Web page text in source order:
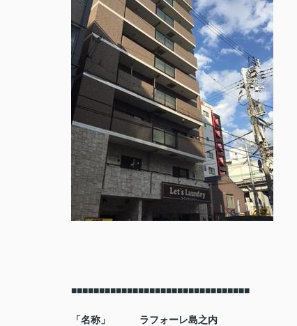
■■■■■■■■■■■■■■■■■■■■■■■■■■■■■■■■
「名称」 ラフォーレ島之内